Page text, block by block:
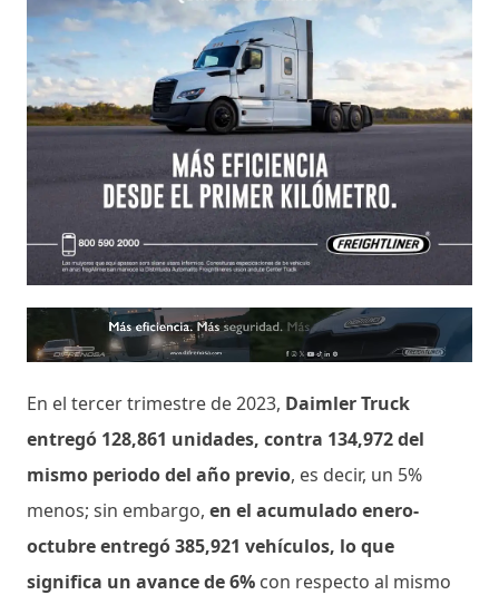
En el tercer trimestre de 2023, Daimler Truck
entregó 128,861 unidades, contra 134,972 del
mismo periodo del año previo, es decir, un 5%
menos; sin embargo, en el acumulado enero-
octubre entregó 385,921 vehículos, lo que
significa un avance de 6% con respecto al mismo